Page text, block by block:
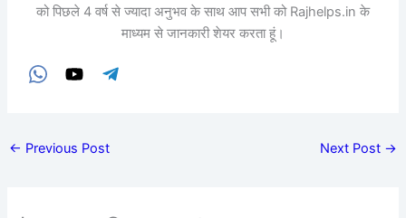
को पिछले 4 वर्ष से ज्यादा अनुभव के साथ आप सभी को Rajhelps.in के
माध्यम से जानकारी शेयर करता हूं।
← Previous Post Next Post →